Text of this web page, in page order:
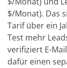
$/Monat). Das
Tarif über ein
Test mehr
verifiziert E-
dafür einen